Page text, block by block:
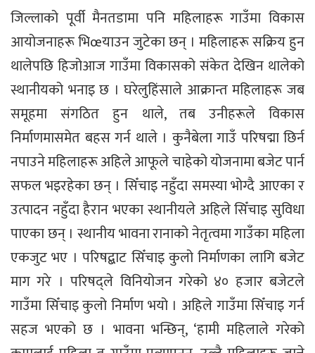
जिल्लाको पूर्वी मैनतडामा पनि महिलाहरू गाउँमा विकास
आयोजनाहरू भिœयाउन जुटेका छन् । महिलाहरू सक्रिय हुन
थालेपछि हिजोआज गाउँमा विकासको संकेत देखिन थालेको
स्थानीयको भनाइ छ । घरेलुहिंसाले आक्रान्त महिलाहरू जब
समूहमा संगठित हुन थाले, तब उनीहरूले विकास
निर्माणमासमेत बहस गर्न थाले । कुनैबेला गाउँ परिषद्मा छिर्न
नपाउने महिलाहरू अहिले आफूले चाहेको योजनामा बजेट पार्न
सफल भइरहेका छन् । सिँचाइ नहुँदा समस्या भोग्दै आएका र
उत्पादन नहुँदा हैरान भएका स्थानीयले अहिले सिँचाइ सुविधा
पाएका छन् । स्थानीय भावना रानाको नेतृत्वमा गाउँका महिला
एकजुट भए । परिषद्बाट सिँचाइ कुलो निर्माणका लागि बजेट
माग गरे । परिषद्ले विनियोजन गरेको ४० हजार बजेटले
गाउँमा सिँचाइ कुलो निर्माण भयो । अहिले गाउँमा सिँचाइ गर्न
सहज भएको छ । भावना भन्छिन्, ‘हामी महिलाले गरेको